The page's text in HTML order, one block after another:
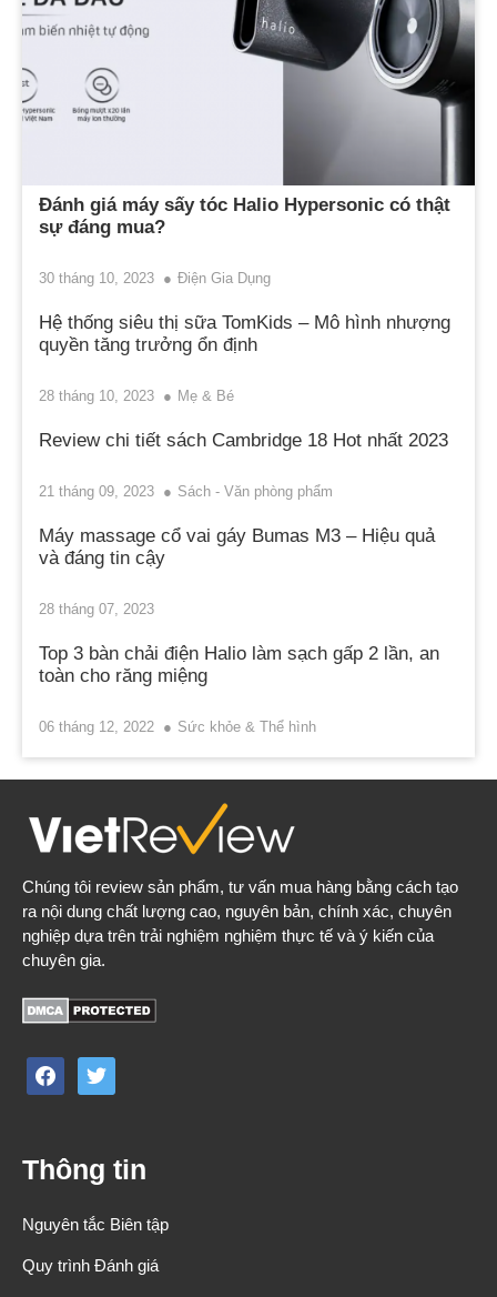
Đánh giá máy sấy tóc Halio Hypersonic có thật
sự đáng mua?
30 tháng 10, 2023 Điện Gia Dụng
Hệ thống siêu thị sữa TomKids – Mô hình nhượng
quyền tăng trưởng ổn định
28 tháng 10, 2023 Mẹ & Bé
Review chi tiết sách Cambridge 18 Hot nhất 2023
21 tháng 09, 2023 Sách - Văn phòng phẩm
Máy massage cổ vai gáy Bumas M3 – Hiệu quả
và đáng tin cậy
28 tháng 07, 2023
Top 3 bàn chải điện Halio làm sạch gấp 2 lần, an
toàn cho răng miệng
06 tháng 12, 2022 Sức khỏe & Thể hình
Chúng tôi review sản phẩm, tư vấn mua hàng bằng cách tạo
ra nội dung chất lượng cao, nguyên bản, chính xác, chuyên
nghiệp dựa trên trải nghiệm nghiệm thực tế và ý kiến của
chuyên gia.
facebooktwitter
Thông tin
Nguyên tắc Biên tập
Quy trình Đánh giá